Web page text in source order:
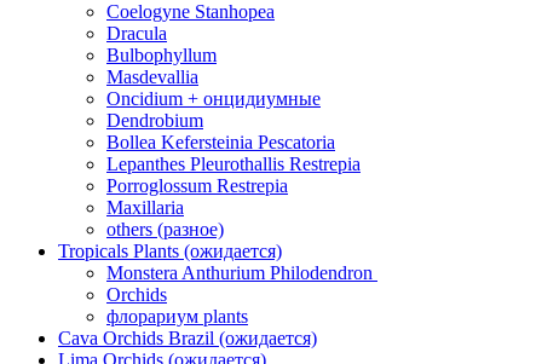
Coelogyne Stanhopea
Dracula
Bulbophyllum
Masdevallia
Oncidium + онцидиумные
Dendrobium
Bollea Kefersteinia Pescatoria
Lepanthes Pleurothallis Restrepia
Porroglossum Restrepia
Maxillaria
others (разное)
Tropicals Plants (ожидается)
​​​​​​​Monstera Anthurium Philodendron
Orchids
флорариум plants
Cava Orchids Brazil (ожидается)